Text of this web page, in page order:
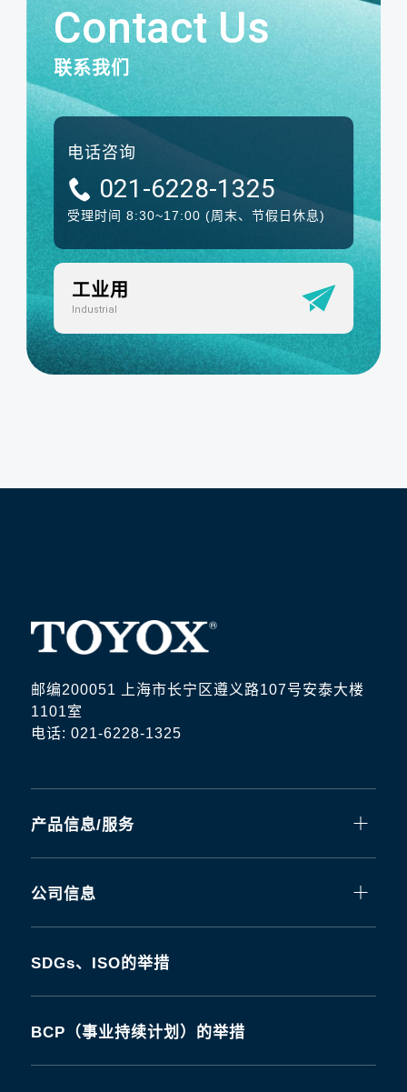
Contact Us
联系我们
电话咨询
021-6228-1325
受理时间 8:30~17:00 (周末、节假日休息)
工业用
Industrial
邮编200051 上海市长宁区遵义路107号安泰大楼
1101室
电话: 021-6228-1325
产品信息/服务
公司信息
SDGs、ISO的举措
BCP（事业持续计划）的举措